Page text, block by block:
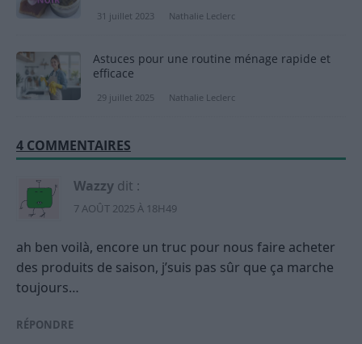
31 juillet 2023 Nathalie Leclerc
Astuces pour une routine ménage rapide et
efficace
29 juillet 2025 Nathalie Leclerc
4 COMMENTAIRES
Wazzy dit :
7 AOÛT 2025 À 18H49
ah ben voilà, encore un truc pour nous faire acheter
des produits de saison, j’suis pas sûr que ça marche
toujours…
RÉPONDRE